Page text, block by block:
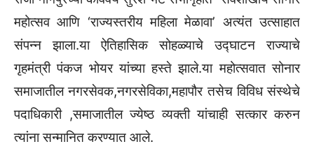
महोत्सव आणि ‘राज्यस्तरीय महिला मेळावा’ अत्यंत उत्साहात
संपन्न झाला.या ऐतिहासिक सोहळ्याचे उद्घाटन राज्याचे
गृहमंत्री पंकज भोयर यांच्या हस्ते झाले.या महोत्सवात सोनार
समाजातील नगरसेवक,नगरसेविका,महापौर तसेच विविध संस्थेचे
पदाधिकारी ,समाजातील ज्येष्ठ व्यक्ती यांचाही सत्कार करुन
त्यांना सन्मानित करण्यात आले.